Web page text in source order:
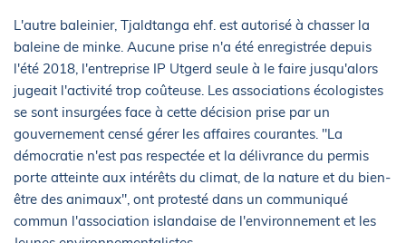
L'autre baleinier, Tjaldtanga ehf. est autorisé à chasser la
baleine de minke. Aucune prise n'a été enregistrée depuis
l'été 2018, l'entreprise IP Utgerd seule à le faire jusqu'alors
jugeait l'activité trop coûteuse. Les associations écologistes
se sont insurgées face à cette décision prise par un
gouvernement censé gérer les affaires courantes. "La
démocratie n'est pas respectée et la délivrance du permis
porte atteinte aux intérêts du climat, de la nature et du bien-
être des animaux", ont protesté dans un communiqué
commun l'association islandaise de l'environnement et les